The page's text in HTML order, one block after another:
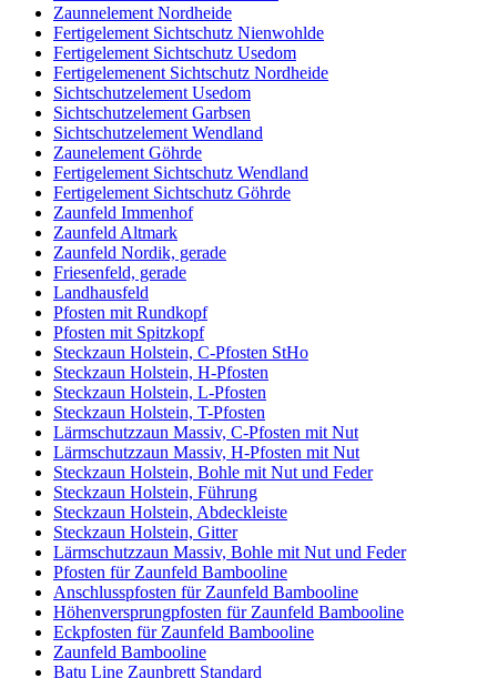
Zaunnelement Nordheide
Fertigelement Sichtschutz Nienwohlde
Fertigelement Sichtschutz Usedom
Fertigelemenent Sichtschutz Nordheide
Sichtschutzelement Usedom
Sichtschutzelement Garbsen
Sichtschutzelement Wendland
Zaunelement Göhrde
Fertigelement Sichtschutz Wendland
Fertigelement Sichtschutz Göhrde
Zaunfeld Immenhof
Zaunfeld Altmark
Zaunfeld Nordik, gerade
Friesenfeld, gerade
Landhausfeld
Pfosten mit Rundkopf
Pfosten mit Spitzkopf
Steckzaun Holstein, C-Pfosten StHo
Steckzaun Holstein, H-Pfosten
Steckzaun Holstein, L-Pfosten
Steckzaun Holstein, T-Pfosten
Lärmschutzzaun Massiv, C-Pfosten mit Nut
Lärmschutzzaun Massiv, H-Pfosten mit Nut
Steckzaun Holstein, Bohle mit Nut und Feder
Steckzaun Holstein, Führung
Steckzaun Holstein, Abdeckleiste
Steckzaun Holstein, Gitter
Lärmschutzzaun Massiv, Bohle mit Nut und Feder
Pfosten für Zaunfeld Bambooline
Anschlusspfosten für Zaunfeld Bambooline
Höhenversprungpfosten für Zaunfeld Bambooline
Eckpfosten für Zaunfeld Bambooline
Zaunfeld Bambooline
Batu Line Zaunbrett Standard